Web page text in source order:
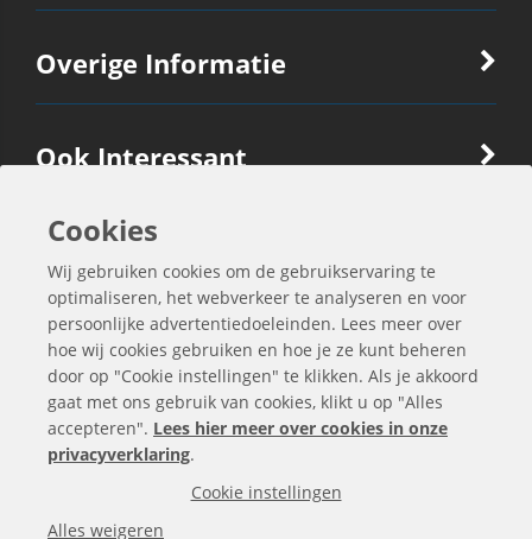
Overige Informatie
Ook Interessant
Contactgegevens
Alle bedragen zijn exclusief BTW
Cookies
Wij gebruiken cookies om de gebruikservaring te
optimaliseren, het webverkeer te analyseren en voor
persoonlijke advertentiedoeleinden. Lees meer over
hoe wij cookies gebruiken en hoe je ze kunt beheren
door op "Cookie instellingen" te klikken. Als je akkoord
gaat met ons gebruik van cookies, klikt u op "Alles
accepteren". Lees hier meer over cookies in onze
privacyverklaring.
Cookie instellingen
Alles weigeren